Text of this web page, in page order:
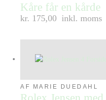
Kåre får en kårde
kr. 175,00 inkl. moms
AF MARIE DUEDAHL